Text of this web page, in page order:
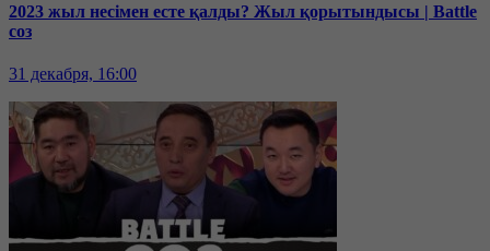
2023 жыл несімен есте қалды? Жыл қорытындысы | Battle
соз
31 декабря, 16:00